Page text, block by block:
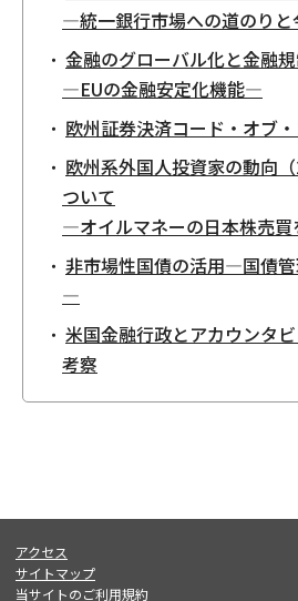
―統一銀行市場への道のり
金融のグローバル化と金融
―EUの金融安定化機能―
欧州証券決済コード・オブ
欧州系外国人投資家の動向
ついて
―オイルマネーの日本株売
非市場性国債の活用―国債
―
米国金融行政とアカウンタ
考察
アクセス
サイトマップ
当サイトのご利用規約